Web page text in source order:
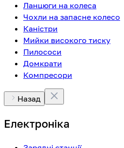
Ланцюги на колеса
Чохли на запасне колесо
Каністри
Мийки високого тиску
Пилососи
Домкрати
Компресори
Назад
Електроніка